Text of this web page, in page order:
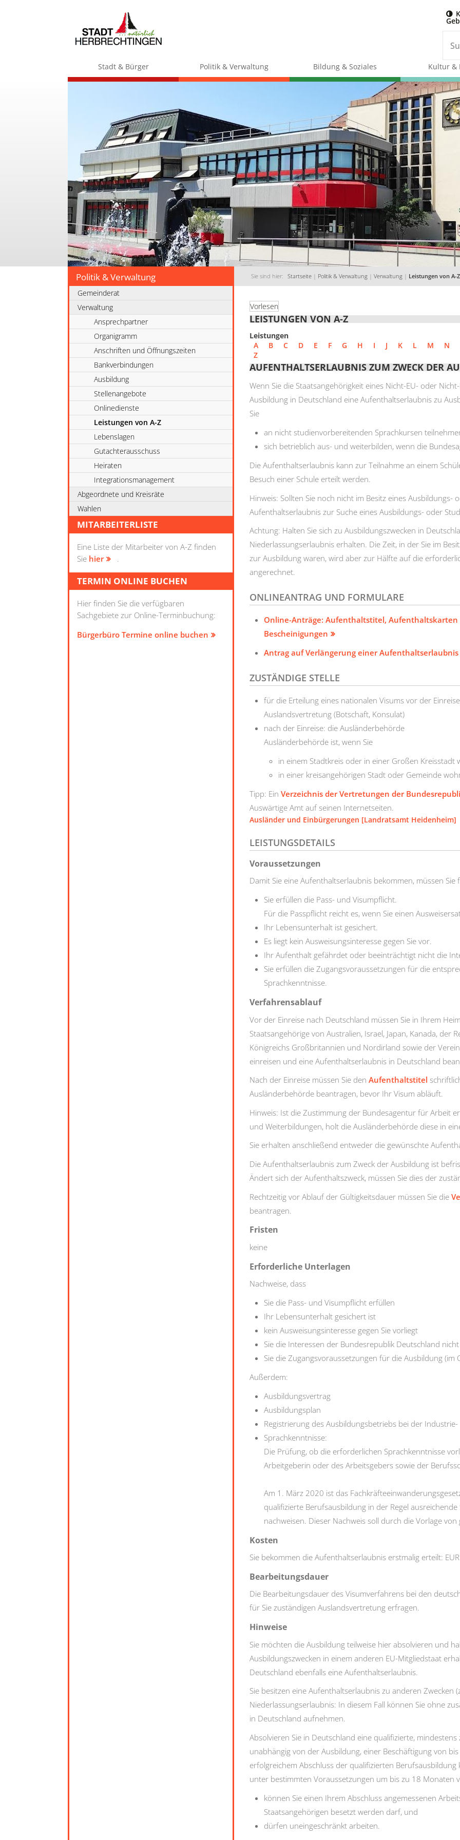
Stadt & Bürger Politik & Verwaltung Bildung & Soziales Kultur &
Politik & Verwaltung Sie sind hier: Startseite | Politik & Verwaltung | Verwaltung | Leistungen von A-Z
Gemeinderat
Verwaltung
Ansprechpartner
Organigramm
Anschriften und Öffnungszeiten
Bankverbindungen
Ausbildung
Stellenangebote
Onlinedienste
Leistungen von A-Z
Lebenslagen
Gutachterausschuss
Heiraten
Integrationsmanagement
Abgeordnete und Kreisräte
Wahlen
MITARBEITERLISTE
Eine Liste der Mitarbeiter von A-Z finden
Sie hier .
TERMIN ONLINE BUCHEN
Hier finden Sie die verfügbaren
Sachgebiete zur Online-Terminbuchung:
Bürgerbüro Termine online buchen
Vorlesen
LEISTUNGEN VON A-Z
Leistungen
A
B C D E F G H I J K L M N
Z
AUFENTHALTSERLAUBNIS ZUM ZWECK DER
Wenn Sie die Staatsangehörigkeit eines Nicht-EU- oder
Ausbildung in Deutschland eine Aufenthaltserlaubnis zu
Sie
an nicht studienvorbereitenden Sprachkursen
sich betrieblich aus- und weiterbilden, wenn die
Die Aufenthaltserlaubnis kann zur Teilnahme an einem
Besuch einer Schule erteilt werden.
Hinweis: Sollten Sie noch nicht im Besitz eines Ausbildungs-
Aufenthaltserlaubnis zur Suche eines Ausbildungs- oder
Achtung: Halten Sie sich zu Ausbildungszwecken in
Niederlassungserlaubnis erhalten. Die Zeit, in der Sie im
zur Ausbildung waren, wird aber zur Hälfte auf die
angerechnet.
ONLINEANTRAG UND FORMULARE
Online-Anträge: Aufenthaltstitel, Aufenthaltskarten
Bescheinigungen
Antrag auf Verlängerung einer Aufenthaltserlaubnis
ZUSTÄNDIGE STELLE
für die Erteilung eines nationalen Visums vor der
Auslandsvertretung (Botschaft, Konsulat)
nach der Einreise: die Ausländerbehörde
Ausländerbehörde ist, wenn Sie
in einem Stadtkreis oder in einer Großen Kreisstadt
in einer kreisangehörigen Stadt oder Gemeinde
Tipp: Ein Verzeichnis der Vertretungen der
Auswärtige Amt auf seinen Internetseiten.
Ausländer und Einbürgerungen [Landratsamt Heidenheim]
LEISTUNGSDETAILS
Voraussetzungen
Damit Sie eine Aufenthaltserlaubnis bekommen, müssen Sie
Sie erfüllen die Pass- und Visumpflicht.
Für die Passpflicht reicht es, wenn Sie einen
Ihr Lebensunterhalt ist gesichert.
Es liegt kein Ausweisungsinteresse gegen Sie vor.
Ihr Aufenthalt gefährdet oder beeinträchtigt nicht die
Sie erfüllen die Zugangsvoraussetzungen für die
Sprachkenntnisse.
Verfahrensablauf
Vor der Einreise nach Deutschland müssen Sie in Ihrem
Staatsangehörige von Australien, Israel, Japan, Kanada, der
Königreichs Großbritannien und Nordirland sowie der
einreisen und eine Aufenthaltserlaubnis in Deutschland
Nach der Einreise müssen Sie den Aufenthaltstitel
Ausländerbehörde beantragen, bevor Ihr Visum abläuft.
Hinweis: Ist die Zustimmung der Bundesagentur für Arbeit
und Weiterbildungen, holt die Ausländerbehörde diese in
Sie erhalten anschließend entweder die gewünschte
Die Aufenthaltserlaubnis zum Zweck der Ausbildung ist
Ändert sich der Aufenthaltszweck, müssen Sie dies der
Rechtzeitig vor Ablauf der Gültigkeitsdauer müssen Sie die
beantragen.
Fristen
keine
Erforderliche Unterlagen
Nachweise, dass
Sie die Pass- und Visumpflicht erfüllen
Ihr Lebensunterhalt gesichert ist
kein Ausweisungsinteresse gegen Sie vorliegt
Sie die Interessen der Bundesrepublik Deutschland
Sie die Zugangsvoraussetzungen für die Ausbildung (im
Außerdem:
Ausbildungsvertrag
Ausbildungsplan
Registrierung des Ausbildungsbetriebs bei der Industrie-
Sprachkenntnisse:
Die Prüfung, ob die erforderlichen Sprachkenntnisse
Arbeitgeberin oder des Arbeitsgebers sowie der
Am 1. März 2020 ist das
qualifizierte Berufsausbildung in der Regel ausreichende
nachweisen. Dieser Nachweis soll durch die Vorlage von
Kosten
Sie bekommen die Aufenthaltserlaubnis erstmalig erteilt: EUR
Bearbeitungsdauer
Die Bearbeitungsdauer des Visumverfahrens bei den
für Sie zuständigen Auslandsvertretung erfragen.
Hinweise
Sie möchten die Ausbildung teilweise hier absolvieren und
Ausbildungszwecken in einem anderen EU-Mitgliedstaat
Deutschland ebenfalls eine Aufenthaltserlaubnis.
Sie besitzen eine Aufenthaltserlaubnis zu anderen Zwecken
Niederlassungserlaubnis: In diesem Fall können Sie ohne
in Deutschland aufnehmen.
Absolvieren Sie in Deutschland eine qualifizierte, mindestens
unabhängig von der Ausbildung, einer Beschäftigung von
erfolgreichem Abschluss der qualifizierten Berufsausbildung
unter bestimmten Voraussetzungen um bis zu 18 Monaten
können Sie einen Ihrem Abschluss angemessenen
Staatsangehörigen besetzt werden darf, und
dürfen uneingeschränkt arbeiten.